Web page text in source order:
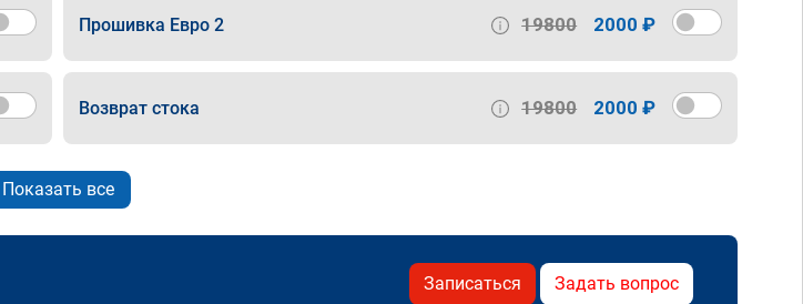
Прошивка Евро 2 19800 2000 ₽
Возврат стока 19800 2000 ₽
Показать все
Записаться Задать вопрос